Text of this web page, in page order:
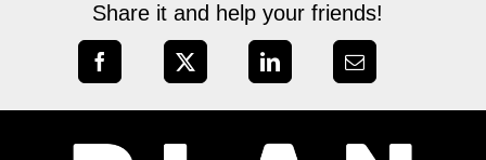
Share it and help your friends!